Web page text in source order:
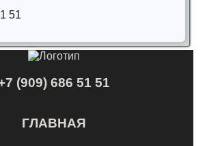
51
(909) 686 51 51
ГЛАВНАЯ